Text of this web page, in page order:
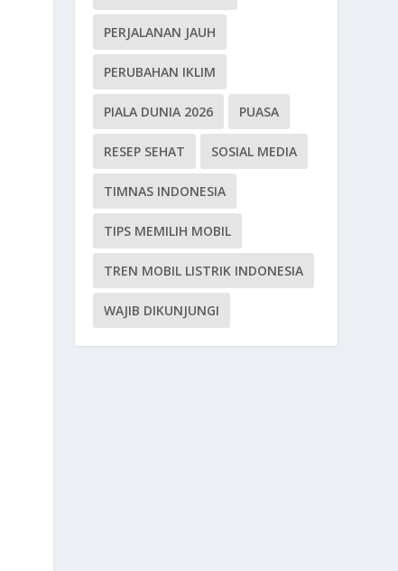
PERJALANAN JAUH
PERUBAHAN IKLIM
PIALA DUNIA 2026 PUASA
RESEP SEHAT SOSIAL MEDIA
TIMNAS INDONESIA
TIPS MEMILIH MOBIL
TREN MOBIL LISTRIK INDONESIA
WAJIB DIKUNJUNGI